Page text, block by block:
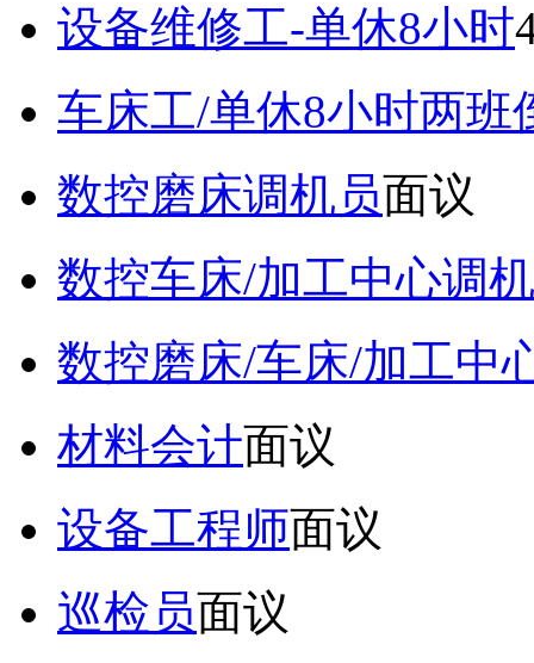
设备维修工-单休8小时
车床工/单休8小时两班
数控磨床调机员面议
数控车床/加工中心调
数控磨床/车床/加工中
材料会计面议
设备工程师面议
巡检员面议